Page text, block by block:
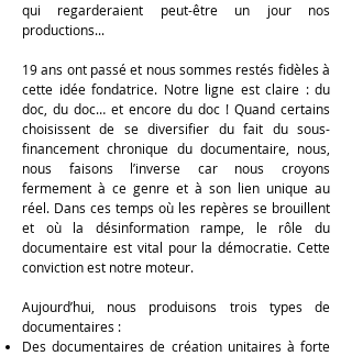
qui regarderaient peut-être un jour nos
productions...
19 ans ont passé et nous sommes restés fidèles à
cette idée fondatrice. Notre ligne est claire : du
doc, du doc… et encore du doc ! Quand certains
choisissent de se diversifier du fait du sous-
financement chronique du documentaire, nous,
nous faisons l’inverse car nous croyons
fermement à ce genre et à son lien unique au
réel. Dans ces temps où les repères se brouillent
et où la désinformation rampe, le rôle du
documentaire est vital pour la démocratie. Cette
conviction est notre moteur.
Aujourd’hui, nous produisons trois types de
documentaires :
Des documentaires de création unitaires à forte